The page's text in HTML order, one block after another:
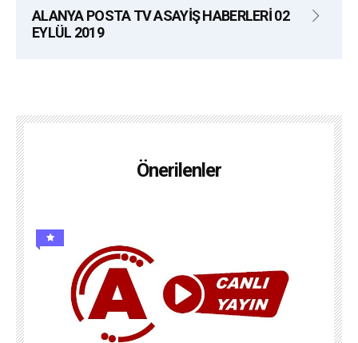
ALANYA POSTA TV ASAYİŞ HABERLERİ 02
EYLÜL 2019
Önerilenler